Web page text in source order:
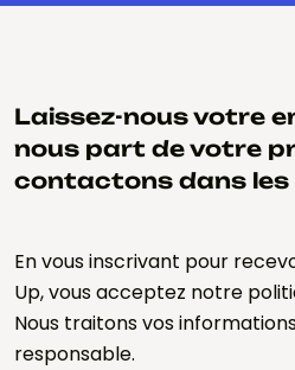
Laissez-nous votre
nous part de votre
contactons dans
En vous inscrivant pour
Up, vous acceptez notre
Nous traitons vos
responsable.